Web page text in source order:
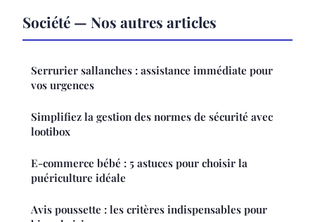
Société — Nos autres articles
Serrurier sallanches : assistance immédiate pour
vos urgences
Simplifiez la gestion des normes de sécurité avec
lootibox
E-commerce bébé : 5 astuces pour choisir la
puériculture idéale
Avis poussette : les critères indispensables pour